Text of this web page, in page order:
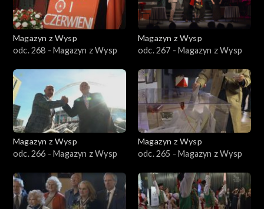
Magazyn z Wysp
odc. 268 - Magazyn z Wysp
Magazyn z Wysp
odc. 267 - Magazyn z Wysp
Magazyn z Wysp
odc. 266 - Magazyn z Wysp
Magazyn z Wysp
odc. 265 - Magazyn z Wysp